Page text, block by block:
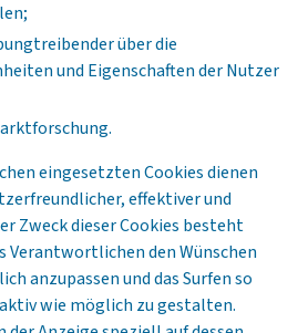
über die
und Eigenschaften der Nutzer
eingesetzten Cookies dienen
effektiver und
Zweck dieser Cookies besteht
Verantwortlichen den Wünschen
anzupassen und das Surfen so
wie möglich zu gestalten.